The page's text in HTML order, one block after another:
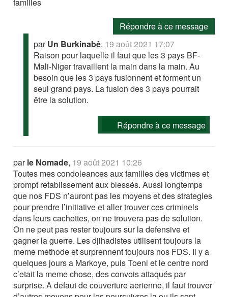
familles
Répondre à ce message
parUn Burkinabê, 19 août 2021 17:07
Raison pour laquelle il faut que les 3 pays BF-
Mali-Niger travaillent la main dans la main. Au
besoin que les 3 pays fusionnent et forment un
seul grand pays. La fusion des 3 pays pourrait
être la solution.
Répondre à ce message
parle Nomade, 19 août 2021 10:26
Toutes mes condoleances aux familles des victimes et
prompt retablissement aux blessés. Aussi longtemps
que nos FDS n’auront pas les moyens et des strategies
pour prendre l’initiative et aller trouver ces criminels
dans leurs cachettes, on ne trouvera pas de solution.
On ne peut pas rester toujours sur la defensive et
gagner la guerre. Les djihadistes utilisent toujours la
meme methode et surprennent toujours nos FDS. Il y a
quelques jours a Markoye, puis Toeni et le centre nord
c’etait la meme chose, des convois attaqués par
surprise. A defaut de couverture aerienne, il faut trouver